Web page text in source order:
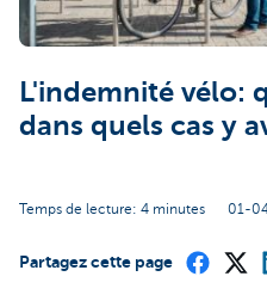
L'indemnité vélo:
dans quels cas y
Temps de lecture: 4 minutes 01-
Partagez cette page